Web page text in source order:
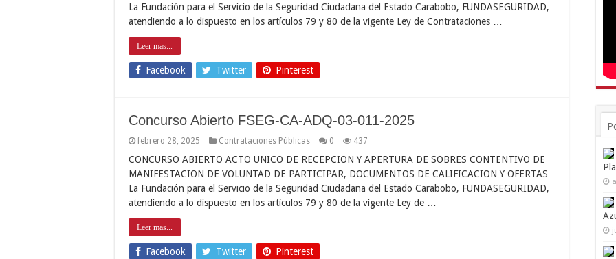
La Fundación para el Servicio de la Seguridad Ciudadana del Estado Carabobo, FUNDASEGURIDAD,
atendiendo a lo dispuesto en los artículos 79 y 80 de la vigente Ley de Contrataciones …
Leer mas...
Facebook Twitter Pinterest
Concurso Abierto FSEG-CA-ADQ-03-011-2025
febrero 28, 2025 Contrataciones Públicas 0 437
CONCURSO ABIERTO ACTO UNICO DE RECEPCION Y APERTURA DE SOBRES CONTENTIVO DE
MANIFESTACION DE VOLUNTAD DE PARTICIPAR, DOCUMENTOS DE CALIFICACION Y OFERTAS
La Fundación para el Servicio de la Seguridad Ciudadana del Estado Carabobo, FUNDASEGURIDAD,
atendiendo a lo dispuesto en los artículos 79 y 80 de la vigente Ley de …
Leer mas...
Facebook Twitter Pinterest